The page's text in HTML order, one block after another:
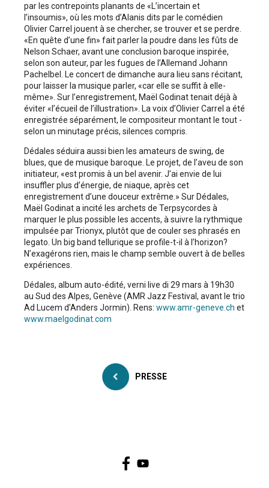
par les contrepoints planants de «L’incertain et
l’insoumis», où les mots d’Alanis dits par le comédien
Olivier Carrel jouent à se chercher, se trouver et se perdre.
«En quête d’une fin» fait parler la poudre dans les fûts de
Nelson Schaer, avant une conclusion ­baroque inspirée,
selon son auteur, par les fugues de l’Allemand Johann
Pachelbel. Le concert de dimanche aura lieu sans récitant,
pour laisser la musique parler, «car elle se suffit à elle-
même». Sur l’enregistrement, Maël Godinat tenait déjà à
éviter «l’écueil de l’illustration». La voix d’Olivier Carrel a été
enregistrée séparément, le compositeur montant le tout ­
selon un minutage précis, silences compris.
Dédales séduira aussi bien les amateurs de swing, de
blues, que de musique baroque. Le projet, de l’aveu de son
initiateur, «est promis à un bel avenir. J’ai envie de lui
insuffler plus d’énergie, de niaque, après cet
enregistrement d’une ­douceur extrême.» Sur Dédales,
Maël Godinat a ­incité les archets de Terpsycordes à
marquer le plus possible les accents, à suivre la rythmique
impulsée par Trionyx, plutôt que de couler ses phrasés en
legato. Un big band tellurique se profile-t-il à l’horizon?
N’exagérons rien, mais le champ semble ouvert à de belles
expériences.
Dédales, album auto-édité, verni live di 29 mars à 19h30
au Sud des Alpes, Genève (AMR Jazz Festival, avant le trio
Ad Lucem ­d’Anders Jormin). Rens: www.amr-geneve.ch et
www.maelgodinat.com
PRESSE